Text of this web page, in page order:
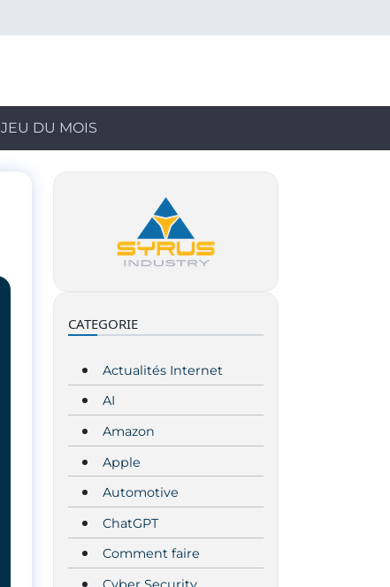
JEU DU MOIS
CATEGORIE
Actualités Internet
AI
Amazon
Apple
Automotive
ChatGPT
Comment faire